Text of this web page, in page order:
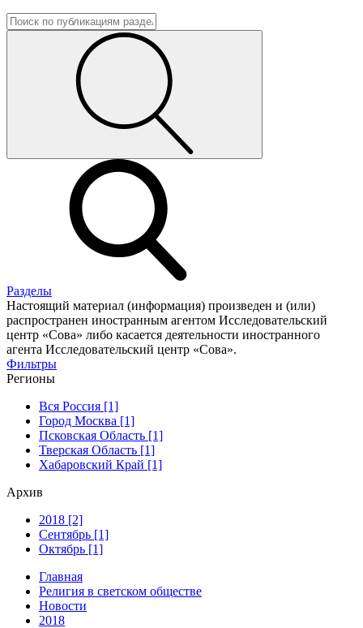
Разделы
Настоящий материал (информация) произведен и (или)
распространен иностранным агентом Исследовательский
центр «Сова» либо касается деятельности иностранного
агента Исследовательский центр «Сова».
Фильтры
Регионы
Вся Россия [1]
Город Москва [1]
Псковская Область [1]
Тверская Область [1]
Хабаровский Край [1]
Архив
2018 [2]
Сентябрь [1]
Октябрь [1]
Главная
Религия в светском обществе
Новости
2018